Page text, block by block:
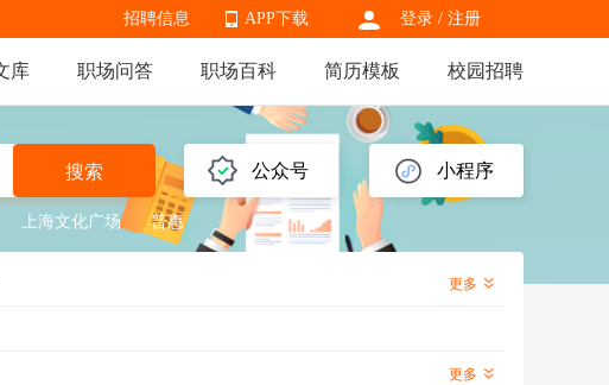
登录 / 注册
APP下载
APP下载
招聘信息
库 职场问答 职场百科 简历模板 校园招聘
公众号 小程序
搜索
上海文化广场 普惠
更多
更多